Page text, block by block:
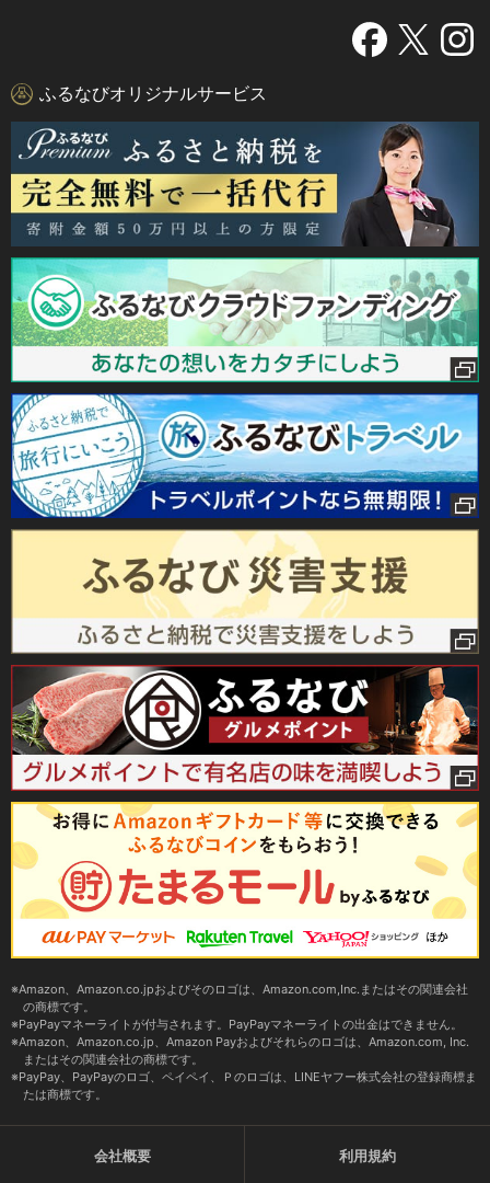
ふるなびオリジナルサービス
Amazon、Amazon.co.jpおよびそのロゴは、Amazon.com,Inc.またはその関連会社
の商標です。
PayPayマネーライトが付与されます。PayPayマネーライトの出金はできません。
Amazon、Amazon.co.jp、Amazon Payおよびそれらのロゴは、Amazon.com, Inc.
またはその関連会社の商標です。
PayPay、PayPayのロゴ、ペイペイ、Ｐのロゴは、LINEヤフー株式会社の登録商標ま
たは商標です。
会社概要 利用規約